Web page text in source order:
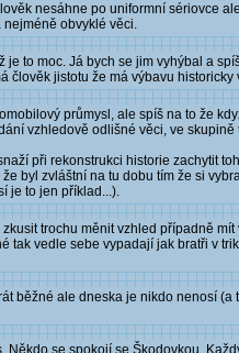
nesáhne po uniformní sériovce
obvyklé věci.
to moc. Já bych se jim vyhýbal a
člověk jistotu že má výbavu historicky
průmysl, ale spíš na to že
vzhledově odlišné věci, ve
při rekonstrukci historie zachytit
byl zvláštní na tu dobu tím že si
je to jen příklad...).
trochu měnit vzhled případně
vedle sebe vypadají jak bratři v
běžné ale dneska je nikdo nenosí
se spokojí se Škodovkou.